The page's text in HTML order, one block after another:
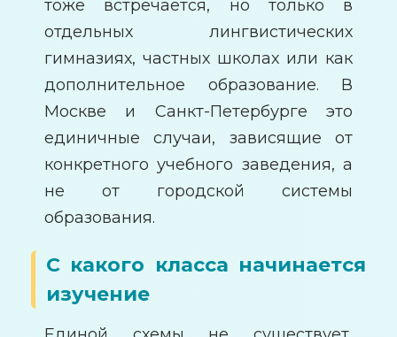
тоже встречается, но только в
отдельных лингвистических
гимназиях, частных школах или как
дополнительное образование. В
Москве и Санкт-Петербурге это
единичные случаи, зависящие от
конкретного учебного заведения, а
не от городской системы
образования.
С какого класса начинается
изучение